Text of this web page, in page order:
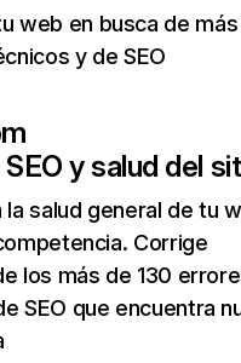
web en busca de
y de SEO
y salud del
la salud general de tu
Corrige
los más de 130
SEO que encuentra